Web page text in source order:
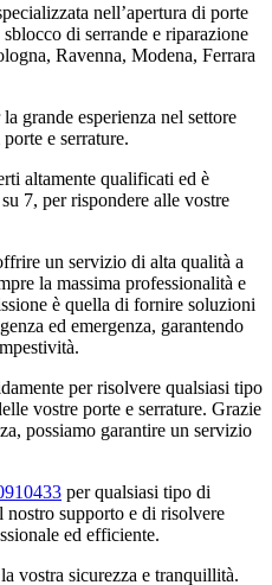
nell’apertura di porte
di serrande e riparazione
Ravenna, Modena, Ferrara
grande esperienza nel settore
e serrature.
altamente qualificati ed è
7, per rispondere alle vostre
un servizio di alta qualità a
la massima professionalità e
è quella di fornire soluzioni
ed emergenza, garantendo
per risolvere qualsiasi tipo
vostre porte e serrature. Grazie
possiamo garantire un servizio
per qualsiasi tipo di
supporto e di risolvere
ed efficiente.
vostra sicurezza e tranquillità.